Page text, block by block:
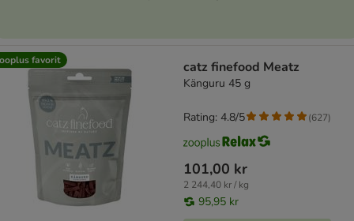
favorit catz finefood Meatz
Känguru 45 g
101,00 kr
2 244,40 kr / kg
95,95 kr
Rating: 4.8/5 (627)